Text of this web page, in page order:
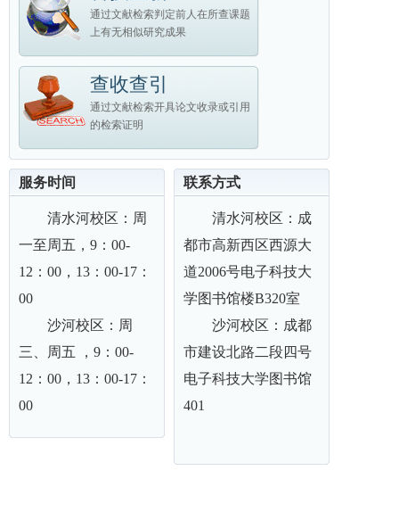
通过文献检索判定前人在所查课题
上有无相似研究成果
查收查引
通过文献检索开具论文收录或引用
的检索证明
服务时间
清水河校区：周
一至周五，9：00-
12：00，13：00-17：
00
沙河校区：周
三、周五 ，9：00-
12：00，13：00-17：
00
联系方式
清水河校区：成
都市高新西区西源大
道2006号电子科技大
学图书馆楼B320室
沙河校区：成都
市建设北路二段四号
电子科技大学图书馆
401